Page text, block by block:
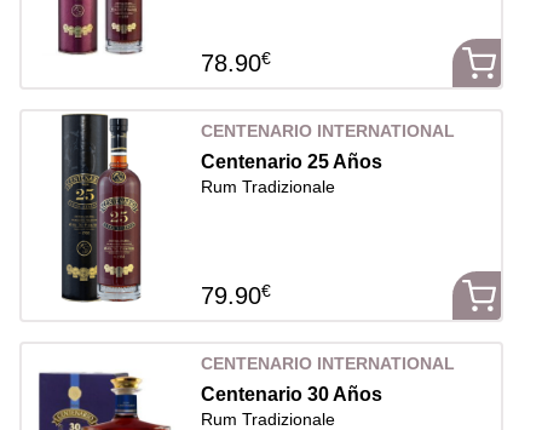
78.90€
CENTENARIO INTERNATIONAL
Centenario 25 Años
Rum Tradizionale
79.90€
CENTENARIO INTERNATIONAL
Centenario 30 Años
Rum Tradizionale